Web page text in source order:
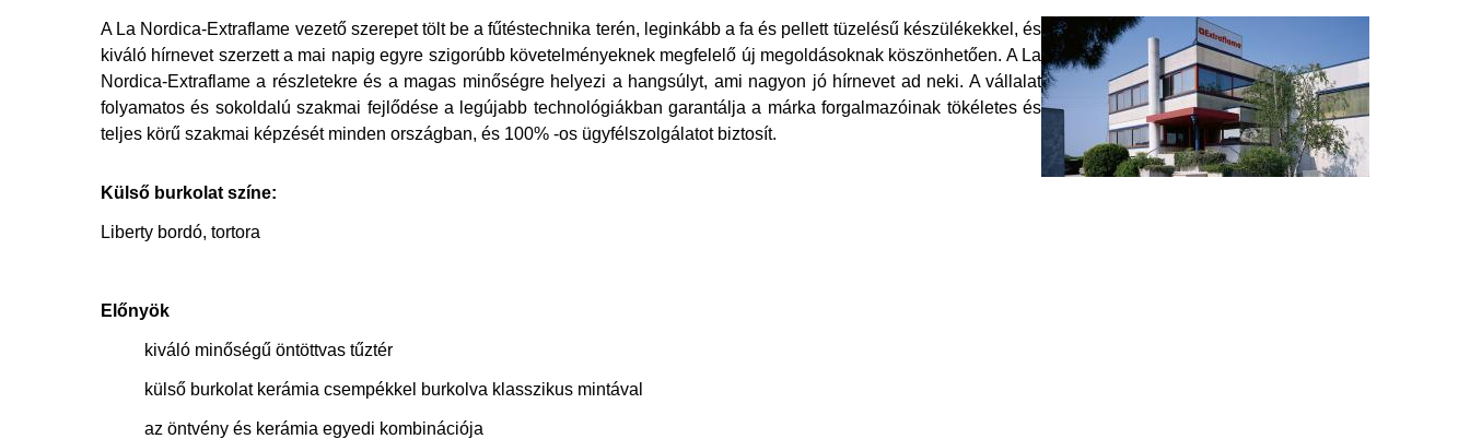
A La Nordica-Extraflame vezető szerepet tölt be a fűtéstechnika terén, leginkább a fa és pellett tüzelésű készülékekkel, és
kiváló hírnevet szerzett a mai napig egyre szigorúbb követelményeknek megfelelő új megoldásoknak köszönhetően. A La
Nordica-Extraflame a részletekre és a magas minőségre helyezi a hangsúlyt, ami nagyon jó hírnevet ad neki. A vállalat
folyamatos és sokoldalú szakmai fejlődése a legújabb technológiákban garantálja a márka forgalmazóinak tökéletes és
teljes körű szakmai képzését minden országban, és 100% -os ügyfélszolgálatot biztosít.
Külső burkolat színe:
Liberty bordó, tortora
Előnyök
kiváló minőségű öntöttvas tűztér
külső burkolat kerámia csempékkel burkolva klasszikus mintával
az öntvény és kerámia egyedi kombinációja